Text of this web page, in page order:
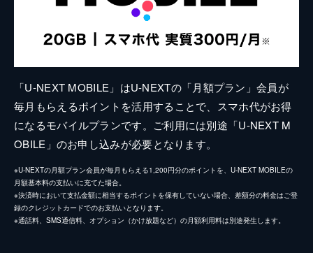
「U-NEXT MOBILE」はU-NEXTの「月額プラン」会員が
毎月もらえるポイントを活用することで、スマホ代がお得
になるモバイルプランです。ご利用には別途「U-NEXT M
OBILE」のお申し込みが必要となります。
※U-NEXTの月額プラン会員が毎月もらえる1,200円分のポイントを、U-NEXT MOBILEの
月額基本料の支払いに充てた場合。
※決済時において支払金額に相当するポイントを保有していない場合、差額分の料金はご登
録のクレジットカードでのお支払いとなります。
※通話料、SMS通信料、オプション（かけ放題など）の月額利用料は別途発生します。